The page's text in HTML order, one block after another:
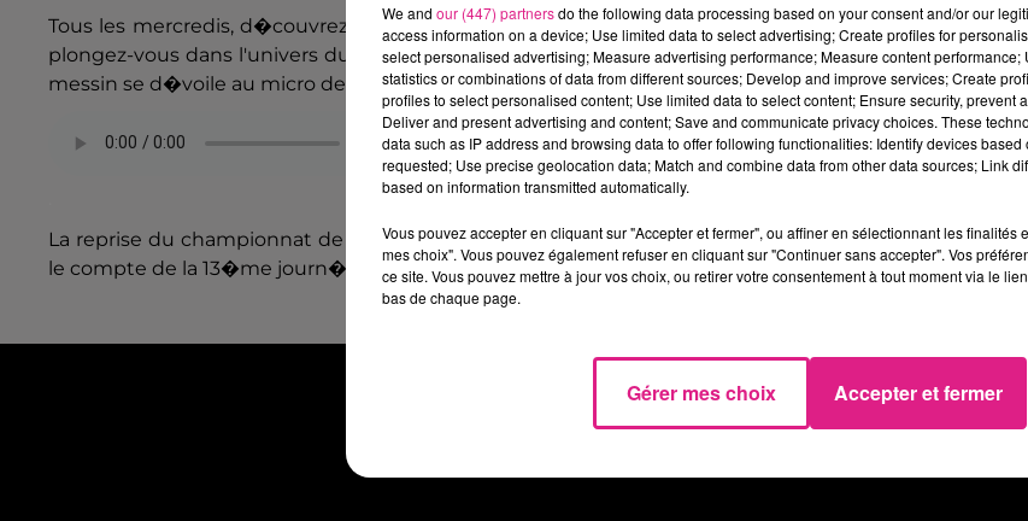
Tous les mercredis, d�couvrez�
une partie de l'interview d�cal�e d'un joueur du FC Metz. Cette
plongez-vous dans l'univers du n�o-grenat Opa NGuette, arriv� cette �t� de Valenciennes. Le
messin se d�voile au micro de Direct FM :�
La reprise du championnat de Ligue 1 approche... les grenats se d�placent � Toulouse samedi �
le compte de la 13�me journ�e de L1.
We and our (447) partnersdo the following data processing based on your consent and/or our
access information on a device; Use limited data to select advertising; Create profiles for
select personalised advertising; Measure advertising performance; Measure content
statistics or combinations of data from different sources; Develop and improve services; Create
profiles to select personalised content; Use limited data to select content; Ensure security, prevent
Deliver and present advertising and content; Save and communicate privacy choices. These
data such as IP address and browsing data to offer following functionalities: Identify devices
requested; Use precise geolocation data; Match and combine data from other data sources; Link
based on information transmitted automatically.
Vous pouvez accepter en cliquant sur "Accepter et fermer", ou affiner en sélectionnant les finalités
mes choix". Vous pouvez également refuser en cliquant sur "Continuer sans accepter". Vos
ce site. Vous pouvez mettre à jour vos choix, ou retirer votre consentement à tout moment via le
bas de chaque page.
Gérer mes choix Accepter et fermer